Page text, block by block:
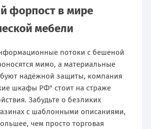
форпост в мире
мебели
потоки с бешеной
мимо, а материальные
надёжной защиты, компания
шкафы РФ" стоит на страже
Забудьте о безликих
с шаблонными описаниями,
чем просто торговая